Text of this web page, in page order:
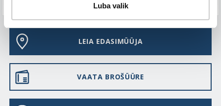
Luba valik
LEIA EDASIMÜÜJA
VAATA BROŠÜÜRE